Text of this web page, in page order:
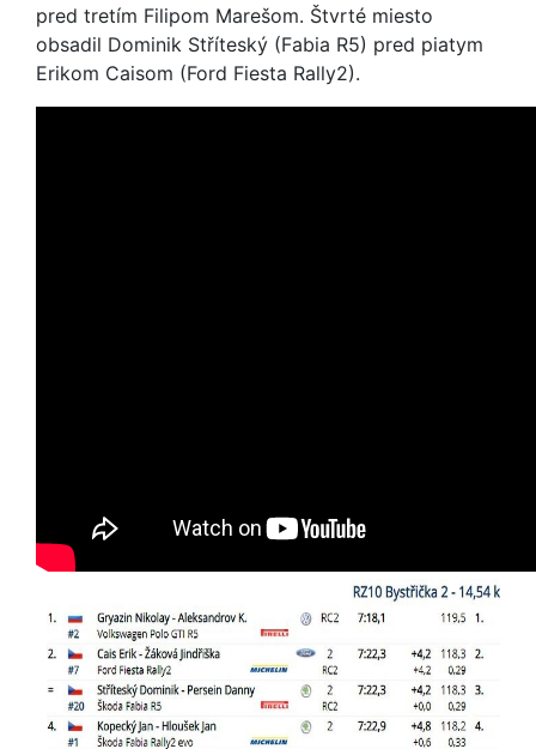
pred tretím Filipom Marešom. Štvrté miesto
obsadil Dominik Stříteský (Fabia R5) pred piatym
Erikom Caisom (Ford Fiesta Rally2).